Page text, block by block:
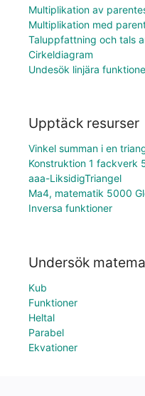
Multiplikation av
Multiplikation med
Taluppfattning och tals
Cirkeldiagram
Undesök linjära
Upptäck resurser
Vinkel summan i en
Konstruktion 1 fackverk
aaa-LiksidigTriangel
Ma4, matematik 5000
Inversa funktioner
Undersök
Kub
Funktioner
Heltal
Parabel
Ekvationer